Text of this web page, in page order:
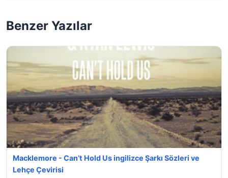
Benzer Yazılar
Macklemore - Can’t Hold Us ingilizce Şarkı Sözleri ve
Lehçe Çevirisi